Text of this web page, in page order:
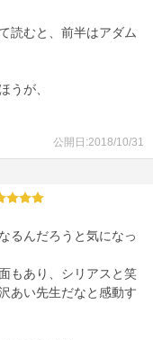
読むと、前半はアダム
うが、
公開日:2018/10/31
るんだろうと気になっ
もあり、シリアスと笑
あい先生だなと感動す